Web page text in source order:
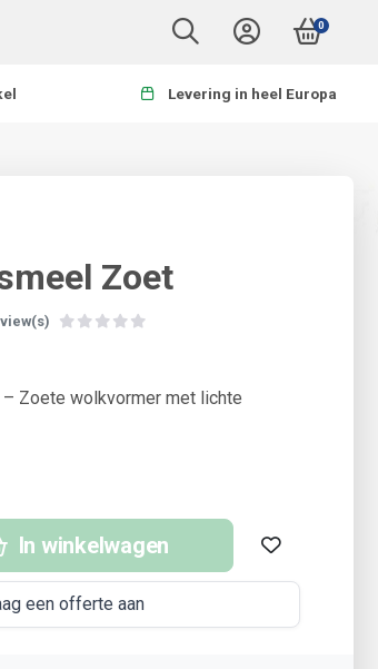
0
Levering in heel Europa
Zoet
Zoete wolkvormer met lichte
In winkelwagen
een offerte aan